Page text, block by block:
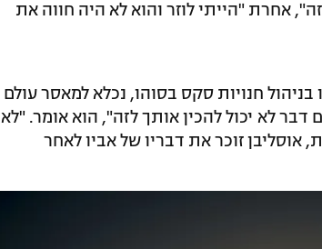
אחרת "הייתי לוזר והוא לא היה חווה את
את הונו בניהול חנויות סקס בסוהו, נכלא למאסר עולם
דבר לא יכול להכין אותך לזה", הוא אומר. "לא
זוכר את דבריו של אביו לאחר